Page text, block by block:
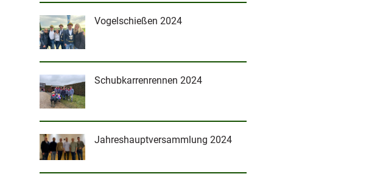
Vogelschießen 2024
Schubkarrenrennen 2024
Jahreshauptversammlung 2024